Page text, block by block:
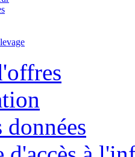
données